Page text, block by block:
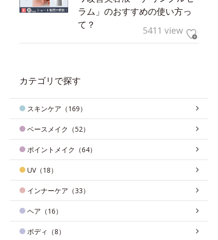
ラム」のおすすめの使い方っ
て？
5411 view
カテゴリで探す
スキンケア（169）
ベースメイク（52）
ポイントメイク（64）
UV（18）
インナーケア（33）
ヘア（16）
ボディ（8）